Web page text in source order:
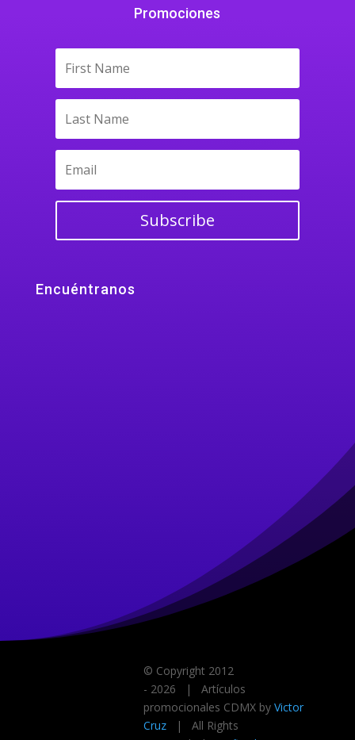
Promociones
Subscribe
Encuéntranos
© Copyright 2012
- 2026 | Artículos
promocionales CDMX by Victor
Cruz| All Rights